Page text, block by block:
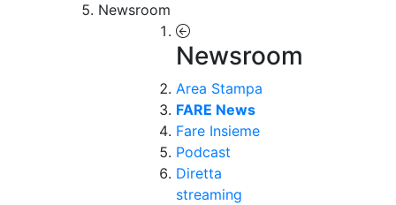
Newsroom
Newsroom
Area Stampa
FARE News
Fare Insieme
Podcast
Diretta
streaming